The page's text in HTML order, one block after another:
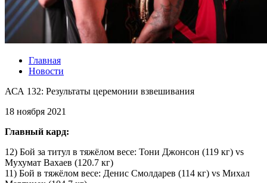
Главная
Новости
АСА 132: Результаты церемонии взвешивания
18 ноября 2021
Главный кард:
12) Бой за титул в тяжёлом весе: Тони Джонсон (119 кг) vs
Мухумат Вахаев (120.7 кг)
11) Бой в тяжёлом весе: Денис Смолдарев (114 кг) vs Михал